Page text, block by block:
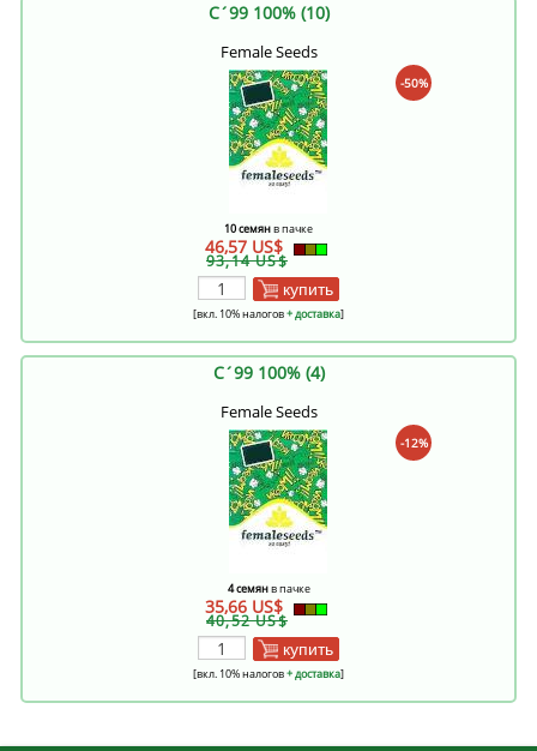
C´99 100% (10)
Female Seeds
-50%
10 семянв пачке
46,57 US$
93,14 US$
купить
[вкл. 10% налогов+ доставка]
C´99 100% (4)
Female Seeds
-12%
4 семянв пачке
35,66 US$
40,52 US$
купить
[вкл. 10% налогов+ доставка]